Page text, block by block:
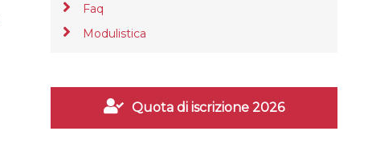
Faq
Modulistica
Quota di iscrizione 2026